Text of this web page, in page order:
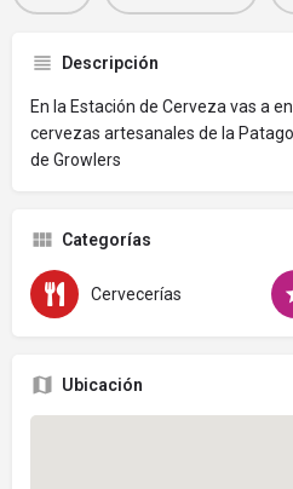
Descripción
En la Estación de Cerveza vas a
cervezas artesanales de la
de Growlers
Categorías
Cervecerías
Ubicación